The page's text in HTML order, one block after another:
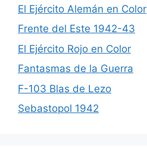
El Ejército Alemán en Color
Frente del Este 1942-43
El Ejército Rojo en Color
Fantasmas de la Guerra
F-103 Blas de Lezo
Sebastopol 1942